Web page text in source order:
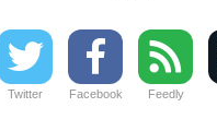
Twitter Facebook Feedly